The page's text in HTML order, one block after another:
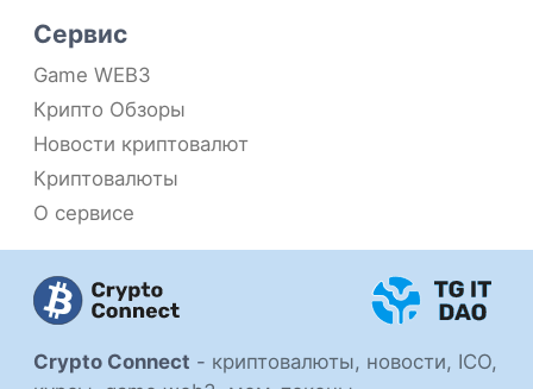
Crypto Connect - криптовалюты, новости, ICO,
Сервис
Game WEB3
Крипто Обзоры
Новости криптовалют
Криптовалюты
О сервисе